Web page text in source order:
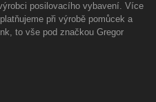
posilovacího vybavení. Více
při výrobě pomůcek a
to vše pod značkou Gregor